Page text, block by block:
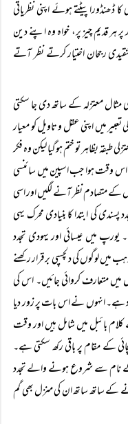
پیٹتے ہوئے اپنی نظریاتی
قدیم چیز پر، خواہ وہ اپنے دین
رجحان اختیار کرتے نظر آتے
مثال معتزلہ کے ساتھ دی جا سکتی
میں اپنی عقل و تاویل کو معیار
بظاہر تو ختم ہوگیا لیکن وہ فکر
اس وقت ہوا جب اسپین میں سائنسی
کے متصادم نظر آنے لگیں اور اسی
کی ابتدا کا بنیادی محرک یہی
یورپ میں عیسائی اور یہودی تجدد
لوگوں کی دلچسپی برقرار رکھنے
میں متعارف کروائی جائیں۔ اس کی
ہے۔ انہوں نے اس بات پر زور دیا
کلام بائبل میں شامل ہیں اور وقت
کے مقام پر باقی رکھ سکتی ہے۔
کے نام سے شروع ہونے والے تجدد
کے ساتھ ساتھ ان کی منزل بھی گم